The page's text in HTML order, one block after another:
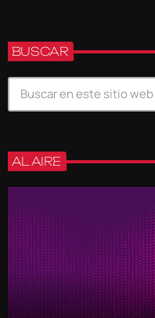
BUSCAR
AL AIRE